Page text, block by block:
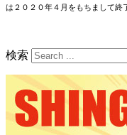
は２０２０年４月をもちまして終
検索